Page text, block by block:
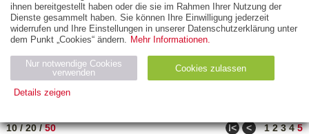
AUS DER REIHE
ZUM THEMA
Neuerscheinung
Bestseller
PREIS
10/20/50 ǀ< < 1 2 3 4 5
ihnen bereitgestellt haben oder die sie im Rahmen Ihrer Nutzung der
Dienste gesammelt haben. Sie können Ihre Einwilligung jederzeit
widerrufen und Ihre Einstellungen in unserer Datenschutzerklärung unter
dem Punkt „Cookies“ ändern. Mehr Informationen.
Nur notwendige Cookies
verwenden
Cookies zulassen
Details zeigen